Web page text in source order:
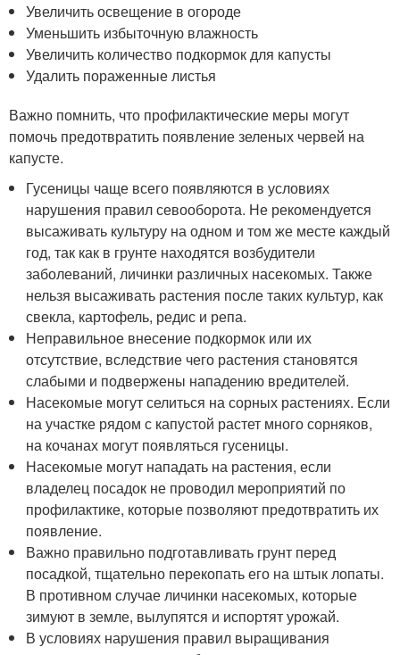
Увеличить освещение в огороде
Уменьшить избыточную влажность
Увеличить количество подкормок для капусты
Удалить пораженные листья
Важно помнить, что профилактические меры могут
помочь предотвратить появление зеленых червей на
капусте.
Гусеницы чаще всего появляются в условиях
нарушения правил севооборота. Не рекомендуется
высаживать культуру на одном и том же месте каждый
год, так как в грунте находятся возбудители
заболеваний, личинки различных насекомых. Также
нельзя высаживать растения после таких культур, как
свекла, картофель, редис и репа.
Неправильное внесение подкормок или их
отсутствие, вследствие чего растения становятся
слабыми и подвержены нападению вредителей.
Насекомые могут селиться на сорных растениях. Если
на участке рядом с капустой растет много сорняков,
на кочанах могут появляться гусеницы.
Насекомые могут нападать на растения, если
владелец посадок не проводил мероприятий по
профилактике, которые позволяют предотвратить их
появление.
Важно правильно подготавливать грунт перед
посадкой, тщательно перекопать его на штык лопаты.
В противном случае личинки насекомых, которые
зимуют в земле, вылупятся и испортят урожай.
В условиях нарушения правил выращивания